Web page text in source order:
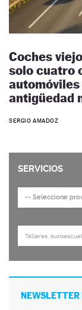
Coches
solo cuatro
automóviles
antigüedad
SERGIO AMADOZ
NEWSLETTER